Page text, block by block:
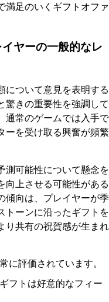
満足のいくギフトオファ
ヤーの一般的なレ
について意見を表明する
驚きの重要性を強調して
通常のゲームでは入手で
ーを受け取る興奮が頻繁
測可能性について懸念を
向上させる可能性がある
傾向は、プレイヤーが季
トーンに沿ったギフトを
り共有の祝賀感が生まれ
に評価されています。
フトは好意的なフィー